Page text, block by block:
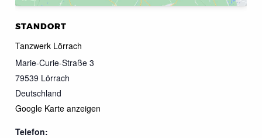
STANDORT
Tanzwerk Lörrach
Marie-Curie-Straße 3
79539 Lörrach
Deutschland
Google Karte anzeigen
Telefon: